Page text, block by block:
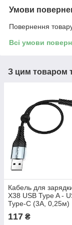
Умови
Повернення
Всі умови
З цим товаром
Кабель для
X38 USB Type A -
Type-C (3A, 0,25м)
117 ₴